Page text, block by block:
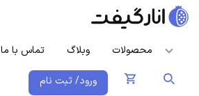
محصولات وبلاگ تماس با ما
ورود/ ثبت نام